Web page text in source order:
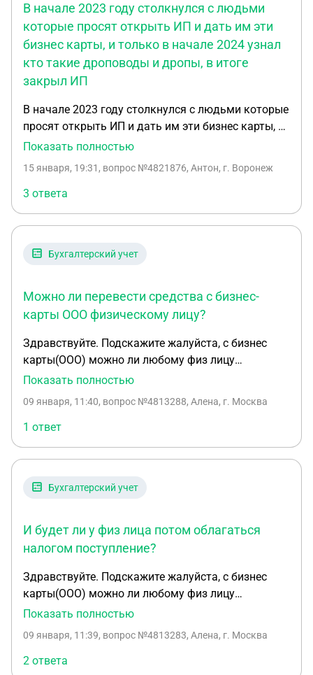
В начале 2023 году столкнулся с людьми
которые просят открыть ИП и дать им эти
бизнес карты, и только в начале 2024 узнал
кто такие дроповоды и дропы, в итоге
закрыл ИП
В начале 2023 году столкнулся с людьми которые
просят открыть ИП и дать им эти бизнес карты, и
только в начале 2024 узнал кто такие дроповоды
письмо от налоговой о требовании документов
(информации)
Показать полностью
15 января, 19:31 , вопрос №4821876, Антон, г. Воронеж
3 ответа
Бухгалтерский учет
Можно ли перевести средства с бизнес-
карты ООО физическому лицу?
Здравствуйте. Подскажите жалуйста, с бизнес
карты(ООО) можно ли любому физ лицу
перевести денежные средства или же только тому
облагаться налогом поступление? Сумма
немаленькая.
Показать полностью
09 января, 11:40, вопрос №4813288, Алена, г. Москва
1 ответ
Бухгалтерский учет
И будет ли у физ лица потом облагаться
налогом поступление?
Здравствуйте. Подскажите жалуйста, с бизнес
карты(ООО) можно ли любому физ лицу
перевести денежные средства или же только тому
облагаться налогом поступление? Сумма
немаленькая.
Показать полностью
09 января, 11:39, вопрос №4813283, Алена, г. Москва
2 ответа